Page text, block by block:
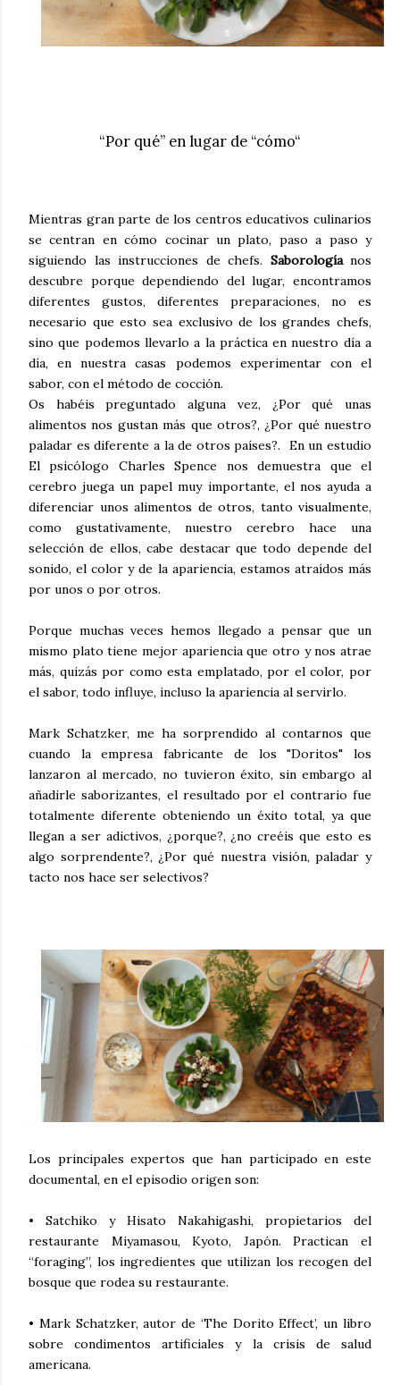
“Por qué” en lugar de “cómo“
Mientras gran parte de los centros educativos culinarios
se centran en cómo cocinar un plato, paso a paso y
siguiendo las instrucciones de chefs. Saborologíanos
descubre porque dependiendo del lugar, encontramos
diferentes gustos, diferentes preparaciones, no es
necesario que esto sea exclusivo de los grandes chefs,
sino que podemos llevarlo a la práctica en nuestro día a
día, en nuestra casas podemos experimentar con el
sabor, con el método de cocción.
Os habéis preguntado alguna vez, ¿Por qué unas
alimentos nos gustan más que otros?, ¿Por qué nuestro
paladar es diferente a la de otros países?. En un estudio
El psicólogo Charles Spence nos demuestra que el
cerebro juega un papel muy importante, el nos ayuda a
diferenciar unos alimentos de otros, tanto visualmente,
como gustativamente, nuestro cerebro hace una
selección de ellos, cabe destacar que todo depende del
sonido, el color y de la apariencia, estamos atraídos más
por unos o por otros.
Porque muchas veces hemos llegado a pensar que un
mismo plato tiene mejor apariencia que otro y nos atrae
más, quizás por como esta emplatado, por el color, por
el sabor, todo influye, incluso la apariencia al servirlo.
Mark Schatzker, me ha sorprendido al contarnos que
cuando la empresa fabricante de los "Doritos" los
lanzaron al mercado, no tuvieron éxito, sin embargo al
añadirle saborizantes, el resultado por el contrario fue
totalmente diferente obteniendo un éxito total, ya que
llegan a ser adictivos, ¿porque?, ¿no creéis que esto es
algo sorprendente?, ¿Por qué nuestra visión, paladar y
tacto nos hace ser selectivos?
Los principales expertos que han participado en este
documental, en el episodio origen son:
• Satchiko y Hisato Nakahigashi, propietarios del
restaurante Miyamasou, Kyoto, Japón. Practican el
“foraging”, los ingredientes que utilizan los recogen del
bosque que rodea su restaurante.
• Mark Schatzker, autor de ‘The Dorito Effect’, un libro
sobre condimentos artificiales y la crisis de salud
americana.